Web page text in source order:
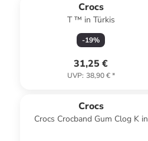
Crocs
T ™ in Türkis
-19%
31,25 €
UVP: 38,90 €*
Crocs
Crocs Crocband Gum Clog K in